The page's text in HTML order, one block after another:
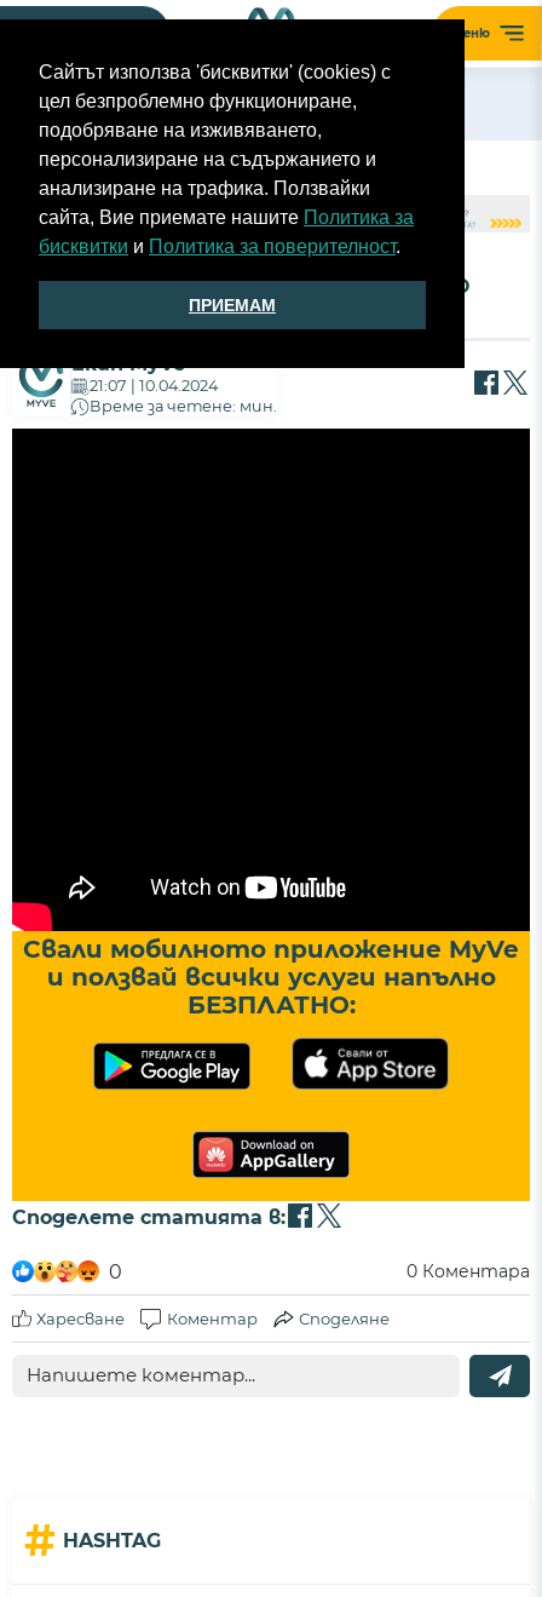
Сайтът използва 'бисквитки' (cookies) с
цел безпроблемно функциониране,
подобряване на изживяването,
персонализиране на съдържанието и
анализиране на трафика. Ползвайки
сайта, Вие приемате нашите Политика за
бисквитки и Политика за поверителност.
ПРИЕМАМ
Меню
Назад
КАРБОН, СВЕТКАВИЦИ И СЪСТЕЗАНИЯ ПО
Екип MyVe
21:07 | 10.04.2024
Време за четене: мин.
Свали мобилното приложение MyVe
и ползвай всички услуги напълно
БЕЗПЛАТНО:
Споделете статията в:
0 0 Коментара
Харесване Коментар Споделяне
# HASHTAG